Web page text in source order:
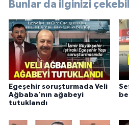
Bunlar da ilginizi
Egeşehir soruşturmada Veli
Ağbaba'nın ağabeyi
tutuklandı